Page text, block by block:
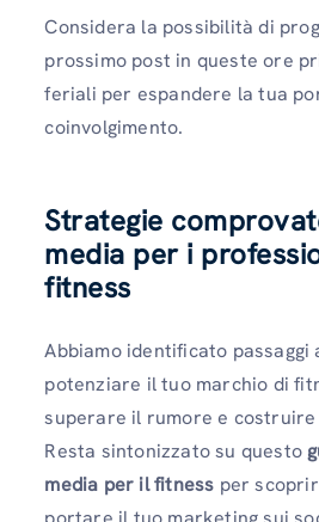
Considera la possibilità di
prossimo post in queste ore
feriali per espandere la tua
coinvolgimento.
Strategie
media per i
fitness
Abbiamo identificato
potenziare il tuo marchio di
superare il rumore e costruire
Resta sintonizzato su questo
media per il fitness per